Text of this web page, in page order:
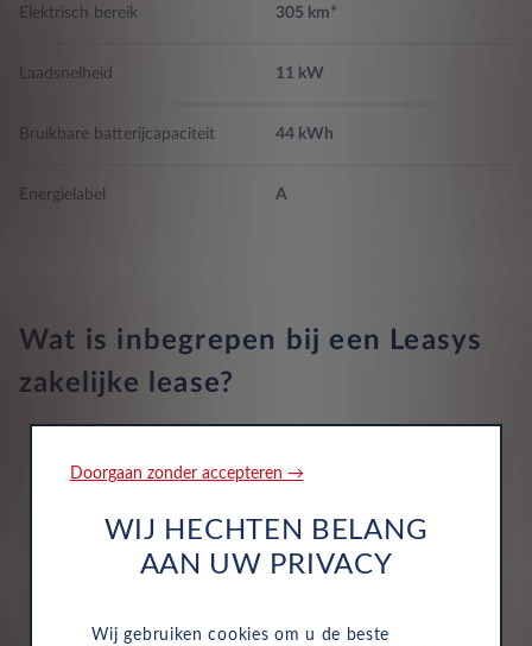
Elektrisch bereik 305 km*
Laadsnelheid 11 kW
Bruikbare batterijcapaciteit 44 kWh
Energielabel A
Wat is inbegrepen bij een Leasys
zakelijke lease?
Alles is inbegrepen
en pechhulp zijn allemaal inbegrepen in de vaste
Doorgaan zonder accepteren →
WIJ HECHTEN BELANG
AAN UW PRIVACY
Wij gebruiken cookies om u de beste